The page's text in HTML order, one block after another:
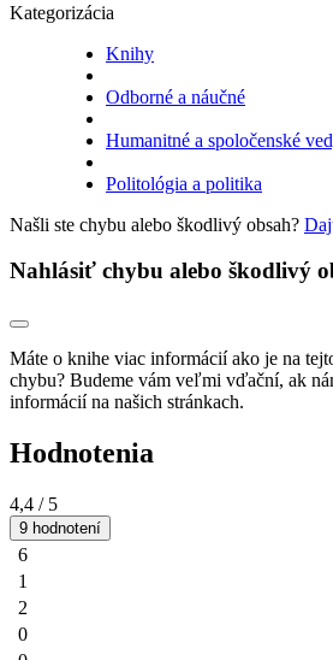
Kategorizácia
Knihy
Odborné a náučné
Humanitné a spoločenské
Politológia a politika
Našli ste chybu alebo škodlivý obsah?
Nahlásiť chybu alebo škodlivý
Máte o knihe viac informácií ako je na
chybu? Budeme vám veľmi vďační, ak
informácií na našich stránkach.
Hodnotenia
4,4 / 5
9 hodnotení
6
1
2
0